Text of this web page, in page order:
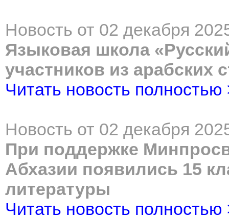
Новость от 02 декабря
Языковая школа
участников из арабских
Читать новость полностью
Новость от 02 декабря
При поддержке
Абхазии появились 15
литературы
Читать новость полностью